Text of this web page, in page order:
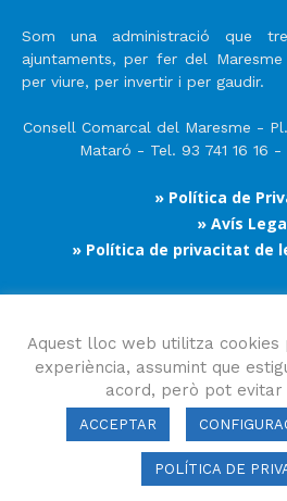
Som una administració que
ajuntaments, per fer del Maresme
per viure, per invertir i per gaudir.
Consell Comarcal del Maresme -
Mataró - Tel. 93 741 16 16 -
» Política de
» Avís
» Política de privacitat de
Segueix-
Consell Comarcal del Maresme 2023
Aquest lloc web utilitza
experiència, assumint que
acord, però pot evitar
ACCEPTAR
POLÍTICA DE